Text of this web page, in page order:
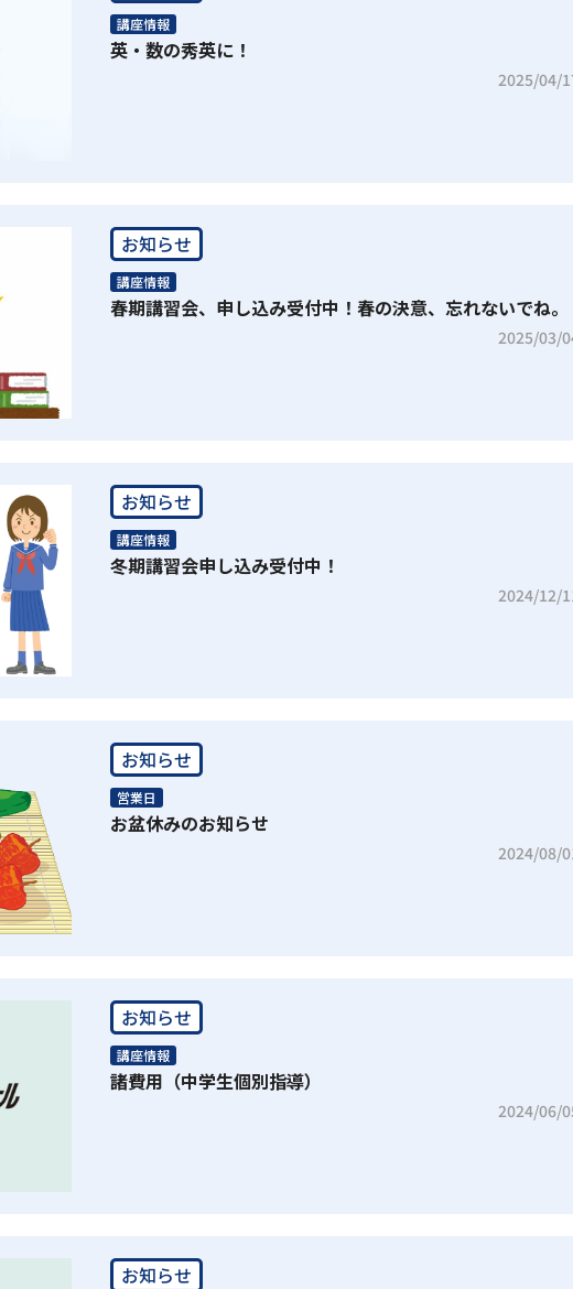
講座情報
英・数の秀英に！
2025/04/
お知らせ
講座情報
春期講習会、申し込み受付中！春の決意、忘れないでね。
2025/03/
お知らせ
講座情報
冬期講習会申し込み受付中！
2024/12/
お知らせ
営業日
お盆休みのお知らせ
2024/08/
お知らせ
講座情報
諸費用（中学生個別指導）
2024/06/
お知らせ